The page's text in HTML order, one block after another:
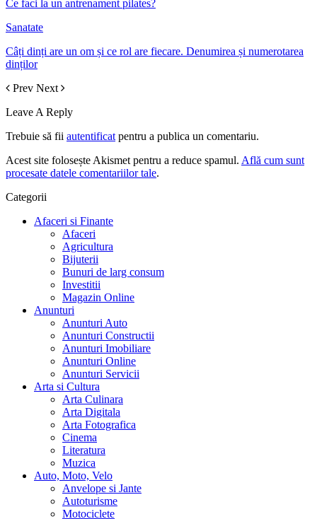
Ce faci la un antrenament pilates?
Sanatate
Câți dinți are un om și ce rol are fiecare. Denumirea și numerotarea
dinților
Prev Next
Leave A Reply
Trebuie să fii autentificat pentru a publica un comentariu.
Acest site folosește Akismet pentru a reduce spamul. Află cum sunt
procesate datele comentariilor tale.
Categorii
Afaceri si Finante
Afaceri
Agricultura
Bijuterii
Bunuri de larg consum
Investitii
Magazin Online
Anunturi
Anunturi Auto
Anunturi Constructii
Anunturi Imobiliare
Anunturi Online
Anunturi Servicii
Arta si Cultura
Arta Culinara
Arta Digitala
Arta Fotografica
Cinema
Literatura
Muzica
Auto, Moto, Velo
Anvelope si Jante
Autoturisme
Motociclete